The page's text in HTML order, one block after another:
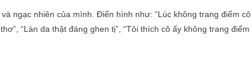
ngạc nhiên của mình. Điển hình như: “Lúc không trang điểm cô
“Làn da thật đáng ghen tị”, “Tôi thích cô ấy không trang điểm